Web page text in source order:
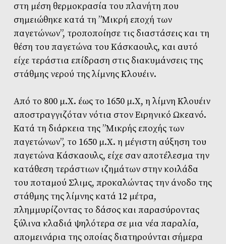
στη μέση θερμοκρασία του πλανήτη που
σημειώθηκε κατά τη ”Μικρή εποχή των
παγετώνων”, τροποποίησε τις διαστάσεις και τη
θέση του παγετώνα του Kάσκαουλς, και αυτό
είχε τεράστια επίδραση στις διακυμάνσεις της
στάθμης νερού της λίμνης Kλουέιν.
Από το 800 μ.Χ. έως το 1650 μ.Χ, η λίμνη Kλουέιν
αποστραγγιζόταν νότια στον Ειρηνικό Ωκεανό.
Κατά τη διάρκεια της ”Μικρής εποχής των
παγετώνων”, το 1650 μ.Χ. η μέγιστη αύξηση του
παγετώνα Kάσκαουλς, είχε σαν αποτέλεσμα την
κατάθεση τεράστιων ιζημάτων στην κοιλάδα
του ποταμού Σλιμς, προκαλώντας την άνοδο της
στάθμης της λίμνης κατά 12 μέτρα,
πλημμυρίζοντας το δάσος και παρασύροντας
ξύλινα κλαδιά ψηλότερα σε μια νέα παραλία,
απομεινάρια της οποίας διατηρούνται σήμερα